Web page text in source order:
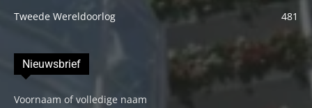
Tweede Wereldoorlog
481
Nieuwsbrief
Voornaam of volledige naam